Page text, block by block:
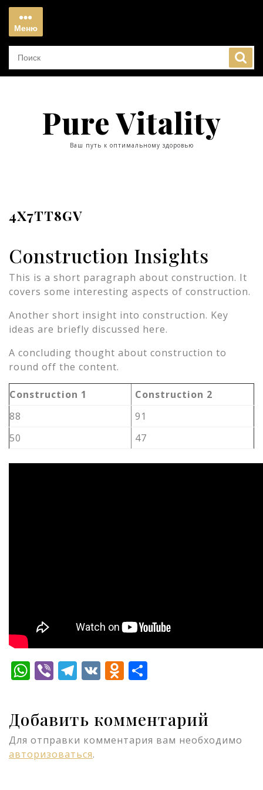
Перейти
содержимому
Меню
Меню
Pure Vitality
Ваш путь к оптимальному здоровью
4X7TT8GV
Construction Insights
This is a short paragraph about construction. It
covers some interesting aspects of construction.
Another short insight into construction. Key
ideas are briefly discussed here.
A concluding thought about construction to
round off the content.
Construction 1
Construction 2
88
91
50
47
WhatsApp
ViberTelegram
VKOdnoklassniki
Добавить комментарий
Для отправки комментария вам необходимо
авторизоваться.